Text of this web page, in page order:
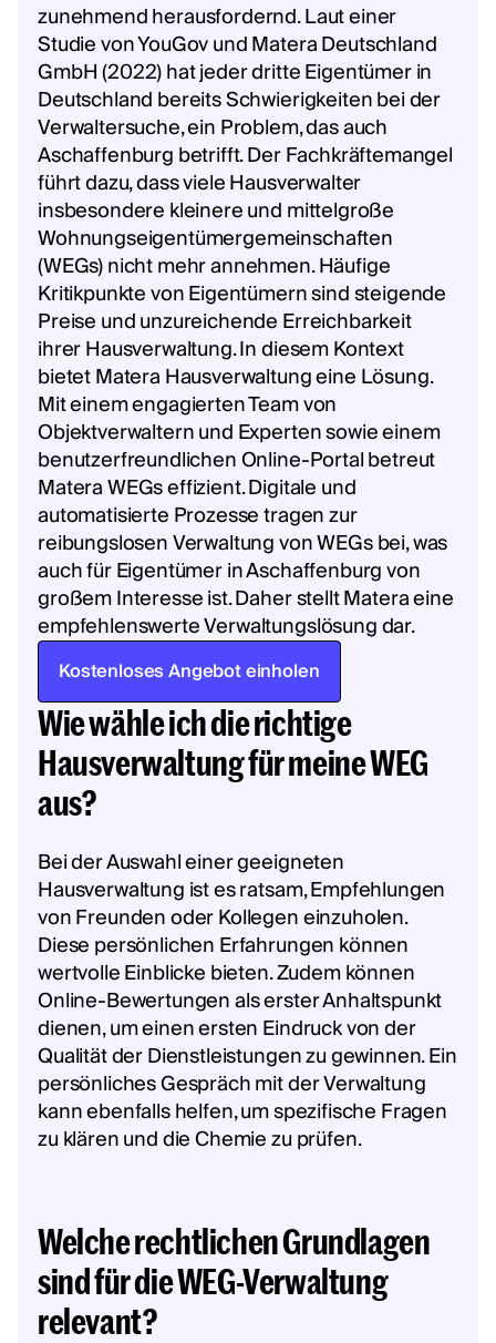
zunehmend herausfordernd. Laut einer
Studie von YouGov und Matera Deutschland
GmbH (2022) hat jeder dritte Eigentümer in
Deutschland bereits Schwierigkeiten bei der
Verwaltersuche, ein Problem, das auch
Aschaffenburg betrifft. Der Fachkräftemangel
führt dazu, dass viele Hausverwalter
insbesondere kleinere und mittelgroße
Wohnungseigentümergemeinschaften
(WEGs) nicht mehr annehmen. Häufige
Kritikpunkte von Eigentümern sind steigende
Preise und unzureichende Erreichbarkeit
ihrer Hausverwaltung. In diesem Kontext
bietet Matera Hausverwaltung eine Lösung.
Mit einem engagierten Team von
Objektverwaltern und Experten sowie einem
benutzerfreundlichen Online-Portal betreut
Matera WEGs effizient. Digitale und
automatisierte Prozesse tragen zur
reibungslosen Verwaltung von WEGs bei, was
auch für Eigentümer in Aschaffenburg von
großem Interesse ist. Daher stellt Matera eine
empfehlenswerte Verwaltungslösung dar.
Kostenloses Angebot einholen
Wie wähle ich die richtige
Hausverwaltung für meine WEG
aus?
Bei der Auswahl einer geeigneten
Hausverwaltung ist es ratsam, Empfehlungen
von Freunden oder Kollegen einzuholen.
Diese persönlichen Erfahrungen können
wertvolle Einblicke bieten. Zudem können
Online-Bewertungen als erster Anhaltspunkt
dienen, um einen ersten Eindruck von der
Qualität der Dienstleistungen zu gewinnen. Ein
persönliches Gespräch mit der Verwaltung
kann ebenfalls helfen, um spezifische Fragen
zu klären und die Chemie zu prüfen.
Welche rechtlichen Grundlagen
sind für die WEG-Verwaltung
relevant?